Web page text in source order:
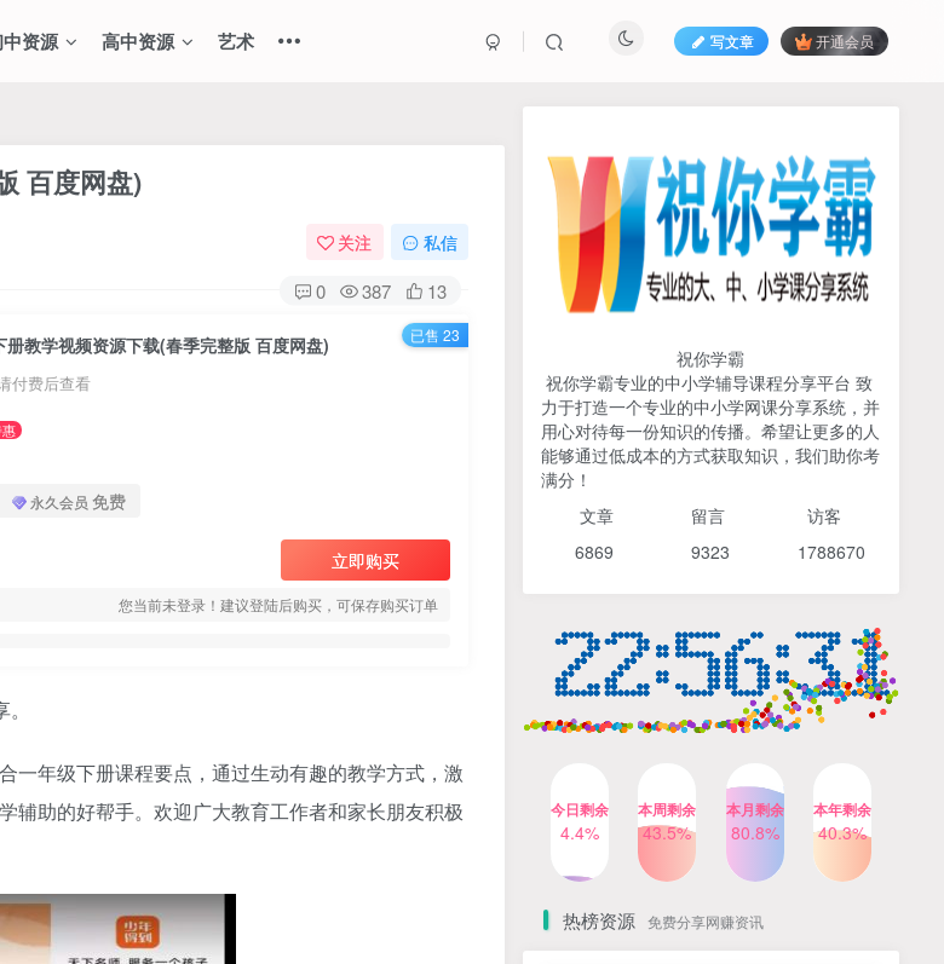
资源 高中资源 艺术 写文章 开通会员
百度网盘)
关注 私信
0 387 13
教学视频资源下载(春季完整版 百度网盘)
付费后查看
永久会员 免费
立即购买
您当前未登录！建议登陆后购买，可保存购买订单
已售 23
一年级下册课程要点，通过生动有趣的教学方式，激
辅助的好帮手。欢迎广大教育工作者和家长朋友积极
717人已阅读
初中《中学教材全解》2025-2026七八九
TOP1
2026版《浙大优辅》数学公
式定理导引（小学+初中+高
中全套）PDF
3个月前 497人已阅读
TOP2
（分龄版/年龄阶段分类）
4个月前 487人已阅读
3个月前 420人已阅读
清华帅爸数学思维（抖音）|
小学+初中课程视频合集
TOP5
乐乐课堂小学奥数1-6年级
动画课程715集+配套练习册
高清PDF
6个月前 412人已阅读
祝你学霸
祝你学霸专业的中小学辅导课程分享平台 致
力于打造一个专业的中小学网课分享系统，并
用心对待每一份知识的传播。希望让更多的人
能够通过低成本的方式获取知识，我们助你考
满分！
文章 留言 访客
6869 9323 1788670
今日剩余
4.4%
本周剩余
43.5%
本月剩余
80.8%
本年剩余
40.3%
热榜资源 免费分享网赚资讯